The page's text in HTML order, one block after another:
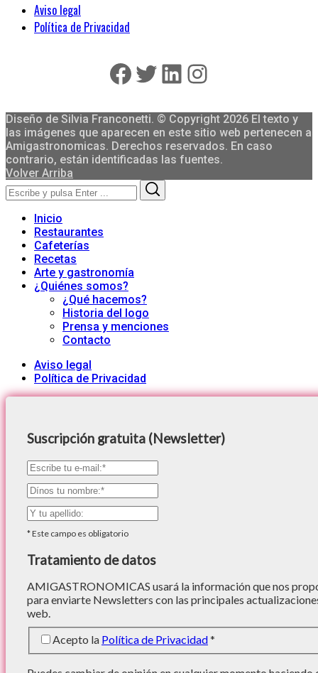
Aviso legal
Política de Privacidad
Facebook
Twitter
LinkedIn
Instagram
Diseño de Silvia Franconetti. © Copyright 2026 El texto y
las imágenes que aparecen en este sitio web pertenecen a
Amigastronomicas. Derechos reservados. En caso
contrario, están identificadas las fuentes.
Volver Arriba
Search
for:
Inicio
Restaurantes
Cafeterías
Recetas
Arte y gastronomía
¿Quiénes somos?
¿Qué hacemos?
Historia del logo
Prensa y menciones
Contacto
Aviso legal
Política de Privacidad
Suscripción gratuita (Newsletter)
*Este campo es obligatorio
Tratamiento de datos
AMIGASTRONOMICAS usará la información que nos
para enviarte Newsletters con las principales
web.
Acepto la Política de Privacidad*